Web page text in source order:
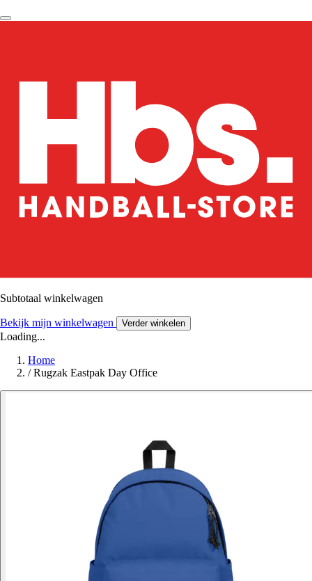
Subtotaal winkelwagen
Bekijk mijn winkelwagen Verder winkelen
Loading...
Home
/ Rugzak Eastpak Day Office